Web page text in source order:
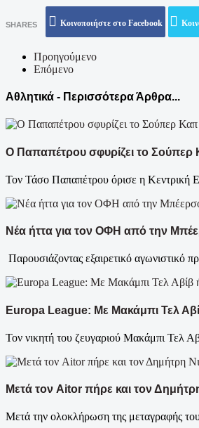
SHARES Κοινοποιήστε στο Facebook
Προηγούμενο
Επόμενο
Αθλητικά - Περισσότερα Άρθρα...
Ο Παπαπέτρου σφυρίζει το
Τον Τάσο Παπαπέτρου όρισε η Κεντρική
Νέα ήττα για τον ΟΦΗ από την
Παρουσιάζοντας εξαιρετικό
Europa League: Με Μακάμπι Τελ
Τον νικητή του ζευγαριού Μακάμπι Τελ
Μετά τον Aitor πήρε και τον
Μετά την ολοκλήρωση της μεταγραφής